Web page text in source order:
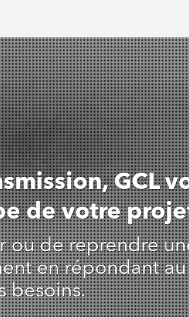
formalités légales
de contrats divers
GCL
de votre
ou de reprendre
en répondant
besoins.